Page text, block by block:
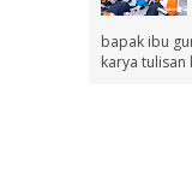
bapak ibu
karya tulisan